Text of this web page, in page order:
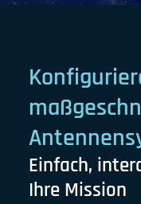
Einfach,
Ihre Mission